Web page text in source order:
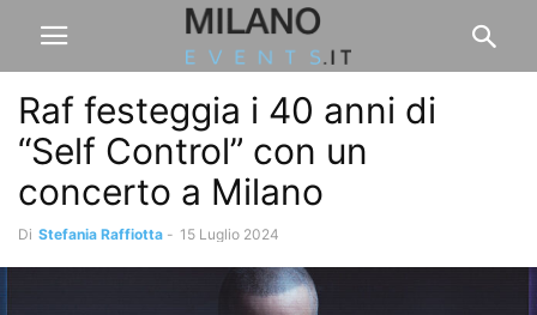
Raf festeggia i 40 anni di
“Self Control” con un
concerto a Milano
Di Stefania Raffiotta - 15 Luglio 2024